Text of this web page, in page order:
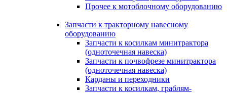
Прочее к мотоблочному оборудованию
Запчасти к тракторному навесному
оборудованию
Запчасти к косилкам минитрактора
(одноточечная навеска)
Запчасти к почвофрезе минитрактора
(одноточечная навеска)
Карданы и переходники
Запчасти к косилкам, граблям-